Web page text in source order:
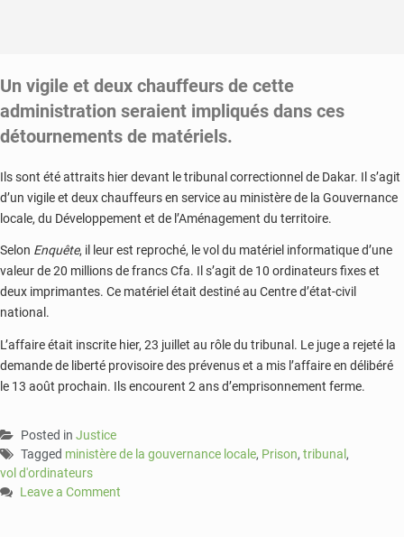
Un vigile et deux chauffeurs de cette
administration seraient impliqués dans ces
détournements de matériels.
Ils sont été attraits hier devant le tribunal correctionnel de Dakar. Il s’agit
d’un vigile et deux chauffeurs en service au ministère de la Gouvernance
locale, du Développement et de l’Aménagement du territoire.
Selon Enquête, il leur est reproché, le vol du matériel informatique d’une
valeur de 20 millions de francs Cfa. Il s’agit de 10 ordinateurs fixes et
deux imprimantes. Ce matériel était destiné au Centre d’état-civil
national.
L’affaire était inscrite hier, 23 juillet au rôle du tribunal. Le juge a rejeté la
demande de liberté provisoire des prévenus et a mis l’affaire en délibéré
le 13 août prochain. Ils encourent 2 ans d’emprisonnement ferme.
Posted in Justice
Tagged ministère de la gouvernance locale, Prison, tribunal ,
vol d'ordinateurs
Leave a Comment